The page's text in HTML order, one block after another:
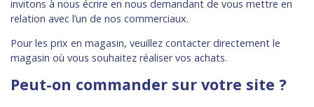
invitons à nous écrire en nous demandant de vous mettre en
relation avec l’un de nos commerciaux.
Pour les prix en magasin, veuillez contacter directement le
magasin où vous souhaitez réaliser vos achats.
Peut-on commander sur votre site ?